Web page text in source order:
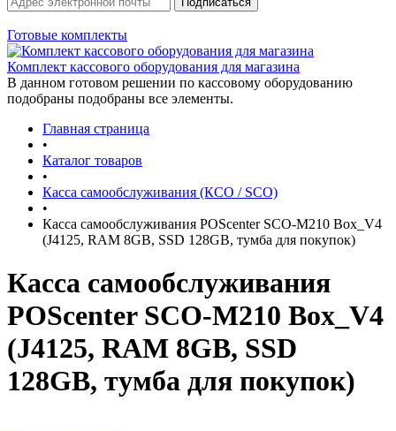
Готовые комплекты
Комплект кассового оборудования для магазина
В данном готовом решении по кассовому оборудованию
подобраны подобраны все элементы.
Главная страница
•
Каталог товаров
•
Касса самообслуживания (КСО / SCO)
•
Касса самообслуживания POScenter SCO-M210 Box_V4
(J4125, RAM 8GB, SSD 128GB, тумба для покупок)
Касса самообслуживания
POScenter SCO-M210 Box_V4
(J4125, RAM 8GB, SSD
128GB, тумба для покупок)